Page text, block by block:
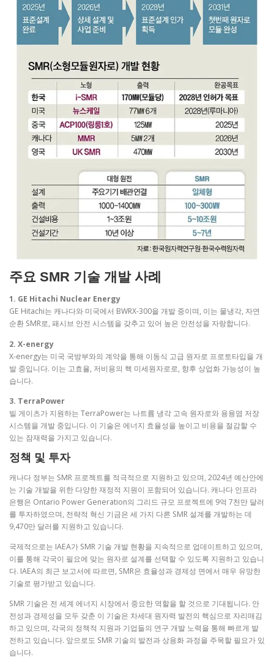
주요 SMR 기술 개발 사례
1. GE Hitachi Nuclear Energy
GE Hitachi는 캐나다와 미국에서 BWRX-300을 개발 중이며, 이는 물냉각, 자연
순환 SMR로, 패시브 안전 시스템을 갖추고 있어 높은 안전성을 자랑합니다​.
2. X-energy
X-energy는 미국 국방부와의 계약을 통해 이동식 고급 원자로 프로토타입을 개
발 중입니다. 이는 고효율, 저비용의 핵 미세원자로로, 향후 상업화 가능성이 높
습니다.
3. TerraPower
빌 게이츠가 지원하는 TerraPower는 나트륨 냉각 고속 원자로와 용융염 저장
시스템을 개발 중입니다. 이 기술은 에너지 효율성을 높이고 비용을 절감할 수
있는 잠재력을 가지고 있습니다.
정책 및 투자
캐나다 정부는 SMR 프로젝트를 적극적으로 지원하고 있으며, 2024년 예산안에
는 기술 개발을 위한 다양한 재정적 지원이 포함되어 있습니다. 캐나다 인프라
은행은 Ontario Power Generation의 그리드 규모 프로젝트에 9억 7천만 달러
를 투자하였으며, 전략적 혁신 기금은 세 가지 다른 SMR 설계를 개발하는 데
9,470만 달러를 지원하고 있습니다.
국제적으로는 IAEA가 SMR 기술 개발 현황을 지속적으로 업데이트하고 있으며,
이를 통해 각국이 필요에 맞는 원자로 설계를 선택할 수 있도록 지원하고 있습니
다. IAEA의 최근 보고서에 따르면, SMR은 효율성과 경제성 면에서 매우 유망한
기술로 평가받고 있습니다.
SMR 기술은 전 세계 에너지 시장에서 중요한 역할을 할 것으로 기대됩니다. 안
전성과 경제성을 모두 갖춘 이 기술은 차세대 원자력 발전의 핵심으로 자리매김
하고 있으며, 각국의 정책적 지원과 기업들의 연구 개발 노력을 통해 빠르게 발
전하고 있습니다. 앞으로도 SMR 기술의 발전과 상용화 과정을 주목할 필요가 있
습니다.